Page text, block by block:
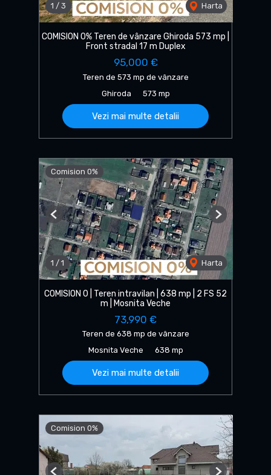
1 / 3 Harta
COMISION 0% Teren de vânzare Ghiroda 573 mp |
Front stradal 17 m Duplex
95,000 €
Teren de 573 mp de vânzare
Ghiroda
573 mp
Vezi mai multe detalii
Comision 0%
1 / 1 Harta
Previous Next
COMISION 0 | Teren intravilan | 638 mp | 2 FS 52
m | Mosnita Veche
73,990 €
Teren de 638 mp de vânzare
Mosnita Veche
638 mp
Vezi mai multe detalii
Comision 0%